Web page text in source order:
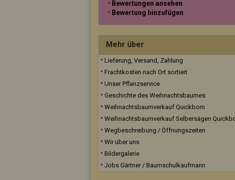
Bewertungen ansehen
Bewertung hinzufügen
Mehr über
Lieferung, Versand, Zahlung
Frachtkosten nach Ort sortiert
Unser Pflanzservice
Geschichte des Weihnachtsbaumes
Weihnachtsbaumverkauf Quickborn
Weihnachtsbaumverkauf Selbersägen
Wegbeschreibung / Öffnungszeiten
Wir über uns
Bildergalerie
Jobs Gärtner / Baumschulkaufmann